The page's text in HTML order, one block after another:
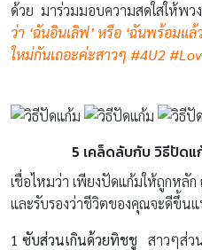
ด้วย มาร่วมมอบความสดใสให้พ
ว่า ‘ฉันอินเลิฟ’ หรือ ‘ฉันพร้อมแ
ใหม่กันเถอะค่ะสาวๆ #4U2
5 เคล็ดลับกับ วิธีปัด
เชื่อไหมว่า เพียงปัดแก้มให้ถูกหลั
และรับรองว่าชีวิตของคุณจะดีขึ้น
1 ซับส่วนเกินด้วยทิชชู สาวๆส่ว